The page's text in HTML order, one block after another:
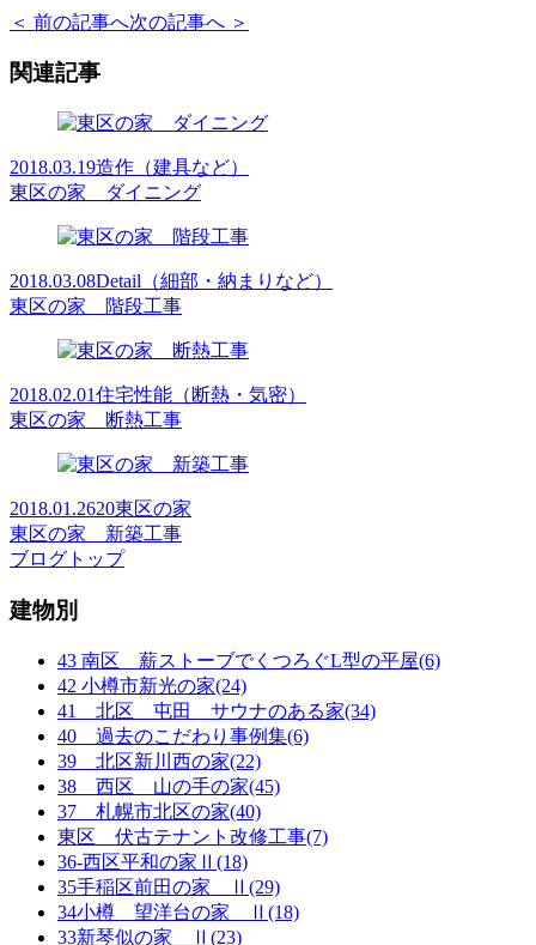
＜ 前の記事へ次の記事へ ＞
関連記事
2018.03.19造作（建具など）
東区の家 ダイニング
2018.03.08Detail（細部・納まりなど）
東区の家 階段工事
2018.02.01住宅性能（断熱・気密）
東区の家 断熱工事
2018.01.2620東区の家
東区の家 新築工事
ブログトップ
建物別
43 南区 薪ストーブでくつろぐL型の平屋(6)
42 小樽市新光の家(24)
41 北区 屯田 サウナのある家(34)
40 過去のこだわり事例集(6)
39 北区新川西の家(22)
38 西区 山の手の家(45)
37 札幌市北区の家(40)
東区 伏古テナント改修工事(7)
36-西区平和の家Ⅱ(18)
35手稲区前田の家 Ⅱ(29)
34小樽 望洋台の家 Ⅱ(18)
33新琴似の家 Ⅱ(23)